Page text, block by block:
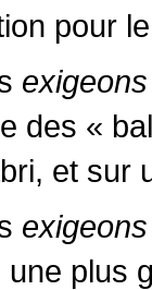
pour
exigeons
des «
et sur
exigeons
une plus